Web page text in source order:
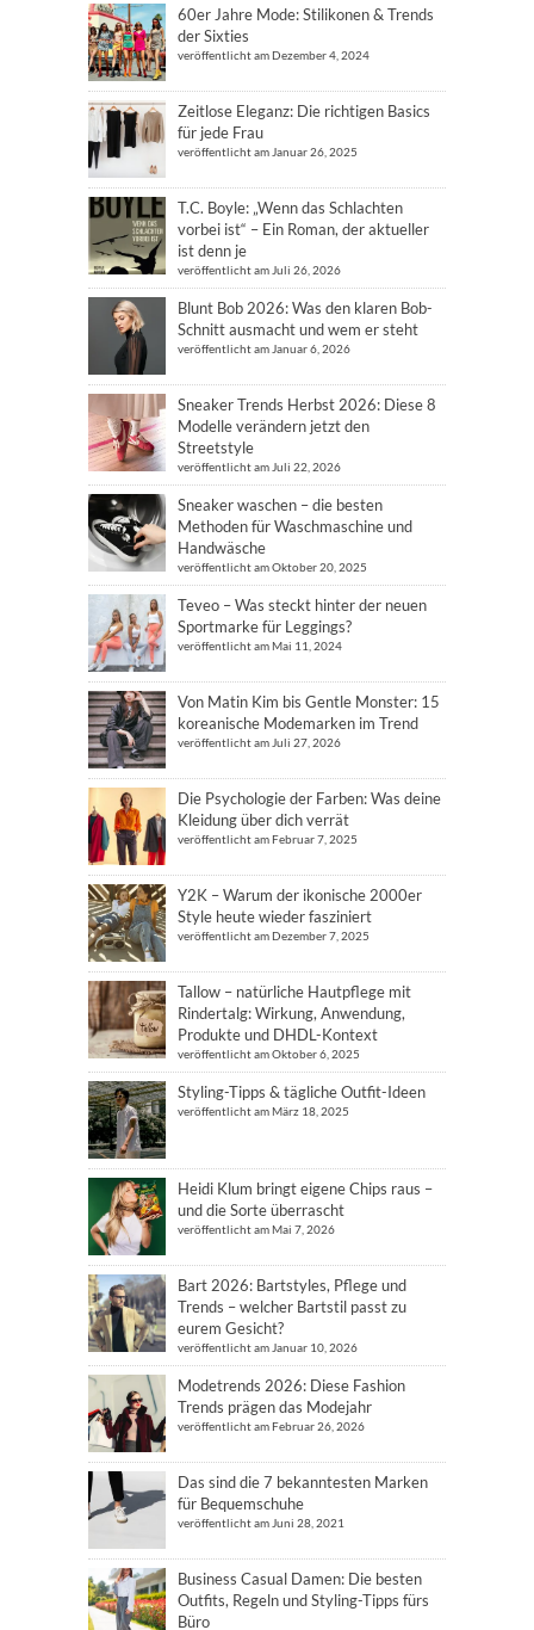
60er Jahre Mode: Stilikonen & Trends
der Sixties
veröffentlicht am Dezember 4, 2024
Zeitlose Eleganz: Die richtigen Basics
für jede Frau
veröffentlicht am Januar 26, 2025
T.C. Boyle: „Wenn das Schlachten
vorbei ist“ – Ein Roman, der aktueller
ist denn je
veröffentlicht am Juli 26, 2026
Blunt Bob 2026: Was den klaren Bob-
Schnitt ausmacht und wem er steht
veröffentlicht am Januar 6, 2026
Sneaker Trends Herbst 2026: Diese 8
Modelle verändern jetzt den
Streetstyle
veröffentlicht am Juli 22, 2026
Sneaker waschen – die besten
Methoden für Waschmaschine und
Handwäsche
veröffentlicht am Oktober 20, 2025
Teveo – Was steckt hinter der neuen
Sportmarke für Leggings?
veröffentlicht am Mai 11, 2024
Von Matin Kim bis Gentle Monster: 15
koreanische Modemarken im Trend
veröffentlicht am Juli 27, 2026
Die Psychologie der Farben: Was deine
Kleidung über dich verrät
veröffentlicht am Februar 7, 2025
Y2K – Warum der ikonische 2000er
Style heute wieder fasziniert
veröffentlicht am Dezember 7, 2025
Tallow – natürliche Hautpflege mit
Rindertalg: Wirkung, Anwendung,
Produkte und DHDL-Kontext
veröffentlicht am Oktober 6, 2025
Styling-Tipps & tägliche Outfit-Ideen
veröffentlicht am März 18, 2025
Heidi Klum bringt eigene Chips raus –
und die Sorte überrascht
veröffentlicht am Mai 7, 2026
Bart 2026: Bartstyles, Pflege und
Trends – welcher Bartstil passt zu
eurem Gesicht?
veröffentlicht am Januar 10, 2026
Modetrends 2026: Diese Fashion
Trends prägen das Modejahr
veröffentlicht am Februar 26, 2026
Das sind die 7 bekanntesten Marken
für Bequemschuhe
veröffentlicht am Juni 28, 2021
Business Casual Damen: Die besten
Outfits, Regeln und Styling-Tipps fürs
Büro